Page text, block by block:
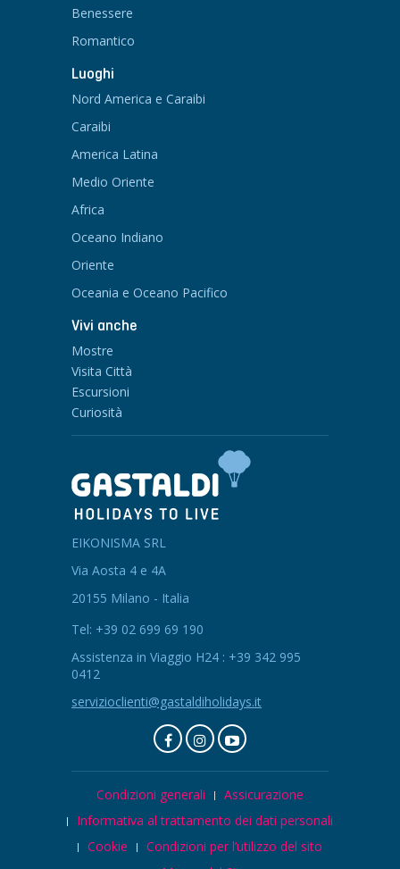
Benessere
Romantico
Luoghi
Nord America e Caraibi
Caraibi
America Latina
Medio Oriente
Africa
Oceano Indiano
Oriente
Oceania e Oceano Pacifico
Vivi anche
Mostre
Visita Città
Escursioni
Curiosità
EIKONISMA SRL
Via Aosta 4 e 4A
20155 Milano - Italia
Tel: +39 02 699 69 190
Assistenza in Viaggio H24 : +39 342 995
0412
servizioclienti@gastaldiholidays.it
Condizioni generali
Assicurazione
Informativa al trattamento dei dati personali
Cookie
Condizioni per l’utilizzo del sito